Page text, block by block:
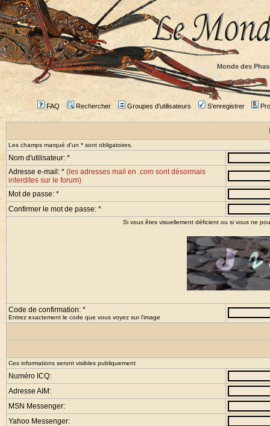
Monde des
FAQ Rechercher Groupes d'utilisateurs S'enregistrer
Les champs marqué d'un * sont obligatoires.
Nom d'utilisateur: *
Adresse e-mail: * (les adresses mail en .com sont désormais
interdites sur le forum)
Mot de passe: *
Confirmer le mot de passe: *
Si vous êtes visuellement déficient ou si vous ne
Code de confirmation: *
Entrez exactement le code que vous voyez sur l'image
Ces informations seront visibles publiquement
Numéro ICQ:
Adresse AIM:
MSN Messenger:
Yahoo Messenger: